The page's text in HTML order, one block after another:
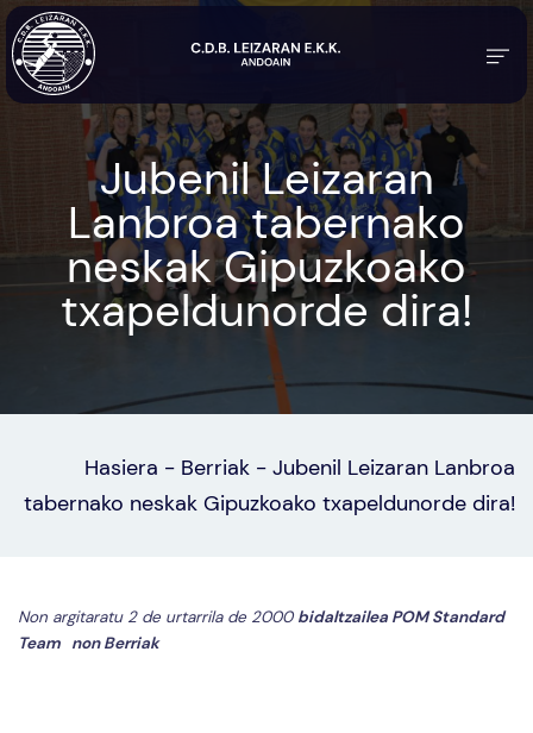
Jubenil Leizaran
Lanbroa tabernako
neskak Gipuzkoako
txapeldunorde dira!
Hasiera - Berriak - Jubenil Leizaran Lanbroa
tabernako neskak Gipuzkoako txapeldunorde dira!
Non argitaratu 2 de urtarrila de 2000 bidaltzailea POM Standard
Team nonBerriak